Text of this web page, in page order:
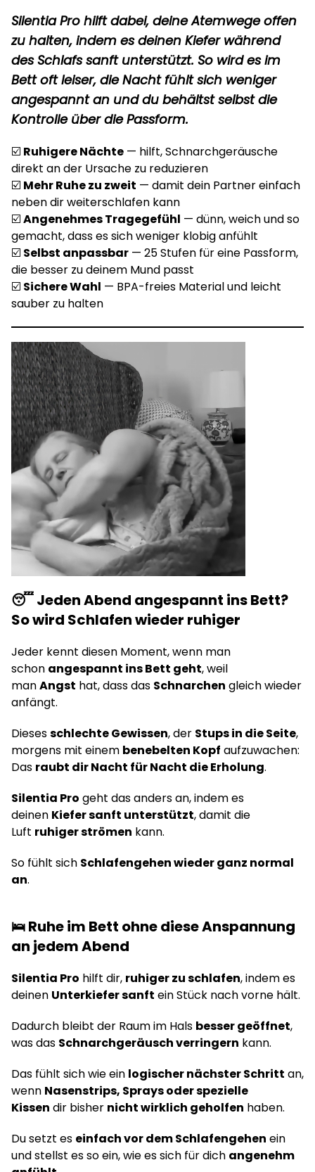
Silentia Pro hilft dabei, deine Atemwege offen
zu halten, indem es deinen Kiefer während
des Schlafs sanft unterstützt. So wird es im
Bett oft leiser, die Nacht fühlt sich weniger
angespannt an und du behältst selbst die
Kontrolle über die Passform.
☑️ Ruhigere Nächte — hilft, Schnarchgeräusche
direkt an der Ursache zu reduzieren
☑️ Mehr Ruhe zu zweit — damit dein Partner einfach
neben dir weiterschlafen kann
☑️Angenehmes Tragegefühl — dünn, weich und so
gemacht, dass es sich weniger klobig anfühlt
☑️ Selbst anpassbar — 25 Stufen für eine Passform,
die besser zu deinem Mund passt
☑️ Sichere Wahl — BPA-freies Material und leicht
sauber zu halten
😴Jeden Abend angespannt ins Bett?
So wird Schlafen wieder ruhiger
Jeder kennt diesen Moment, wenn man
schon angespannt ins Bett geht, weil
manAngst hat, dass das Schnarchen gleich wieder
anfängt.
Diesesschlechte Gewissen, der Stups in die Seite,
morgens mit einem benebelten Kopf aufzuwachen:
Das raubt dir Nacht für Nacht die Erholung.
Silentia Pro geht das anders an, indem es
deinen Kiefer sanft unterstützt, damit die
Luft ruhiger strömen kann.
So fühlt sich Schlafengehen wieder ganz normal
an.
🛌 Ruhe im Bett ohne diese Anspannung
an jedem Abend
Silentia Pro hilft dir, ruhiger zu schlafen, indem es
deinen Unterkiefer sanft ein Stück nach vorne hält.
Dadurch bleibt der Raum im Hals besser geöffnet,
was das Schnarchgeräusch verringern kann.
Das fühlt sich wie ein logischer nächster Schritt an,
wenn Nasenstrips, Sprays oder spezielle
Kissen dir bisher nicht wirklich geholfen haben.
Du setzt es einfach vor dem Schlafengehen ein
und stellst es so ein, wie es sich für dich angenehm